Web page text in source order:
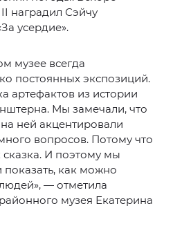
наградил Сэйчу
усердие».
музее всегда
постоянных экспозиций.
артефактов из истории
Мы замечали, что
ней акцентировали
вопросов. Потому что
сказка. И поэтому мы
как можно
— отметила
музея Екатерина